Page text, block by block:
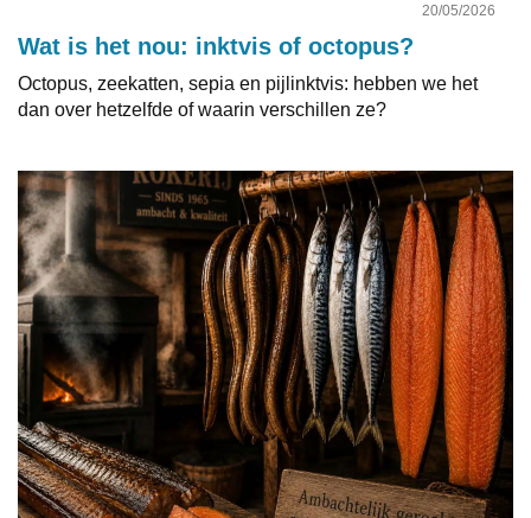
20/05/2026
Wat is het nou: inktvis of octopus?
Octopus, zeekatten, sepia en pijlinktvis: hebben we het
dan over hetzelfde of waarin verschillen ze?